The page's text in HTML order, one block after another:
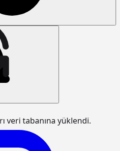
veri tabanına yüklendi.